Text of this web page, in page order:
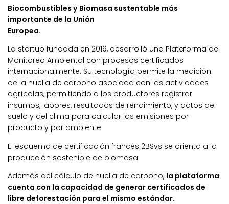
Biocombustibles y Biomasa sustentable más
importante de la Unión
Europea.
La startup fundada en 2019, desarrolló una Plataforma de
Monitoreo Ambiental con procesos certificados
internacionalmente. Su tecnología permite la medición
de la huella de carbono asociada con las actividades
agrícolas, permitiendo a los productores registrar
insumos, labores, resultados de rendimiento, y datos del
suelo y del clima para calcular las emisiones por
producto y por ambiente.
El esquema de certificación francés 2BSvs se orienta a la
producción sostenible de biomasa.
Además del cálculo de huella de carbono, la plataforma
cuenta con la capacidad de generar certificados de
libre deforestación para el mismo estándar.